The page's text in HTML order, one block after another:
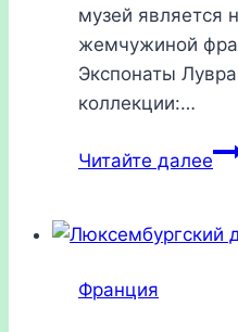
музей является
жемчужиной
Экспонаты
коллекции:…
Читайте далее
Франция